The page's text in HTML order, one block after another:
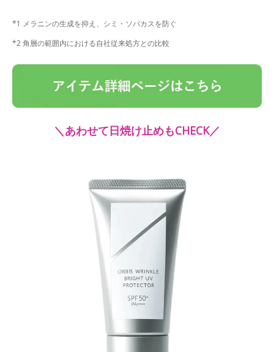
*1 メラニンの生成を抑え、シミ・ソバカスを防ぐ
*2 角層の範囲内における自社従来処方との比較
＼あわせて日焼け止めもCHECK／